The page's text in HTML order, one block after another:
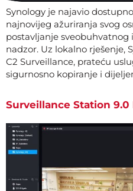
Synology je najavio
najnovijeg ažuriranja svog
postavljanje sveobuhvatnog
nadzor. Uz lokalno rješenje,
C2 Surveillance, prateću
sigurnosno kopiranje i
Surveillance Station 9.0